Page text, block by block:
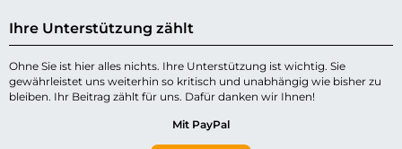
Ihre Unterstützung zählt
Ohne Sie ist hier alles nichts. Ihre Unterstützung ist wichtig. Sie
gewährleistet uns weiterhin so kritisch und unabhängig wie bisher zu
bleiben. Ihr Beitrag zählt für uns. Dafür danken wir Ihnen!
Mit PayPal